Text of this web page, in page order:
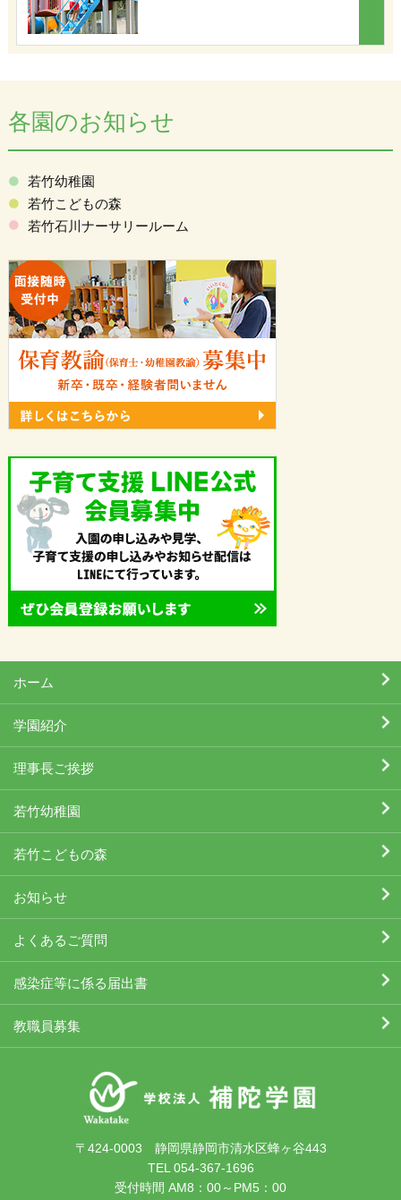
各園のお知らせ
若竹幼稚園
若竹こどもの森
若竹石川ナーサリールーム
ホーム
学園紹介
理事長ご挨拶
若竹幼稚園
若竹こどもの森
お知らせ
よくあるご質問
感染症等に係る届出書
教職員募集
〒424-0003 静岡県静岡市清水区蜂ヶ谷443
TEL 054-367-1696
受付時間 AM8：00～PM5：00